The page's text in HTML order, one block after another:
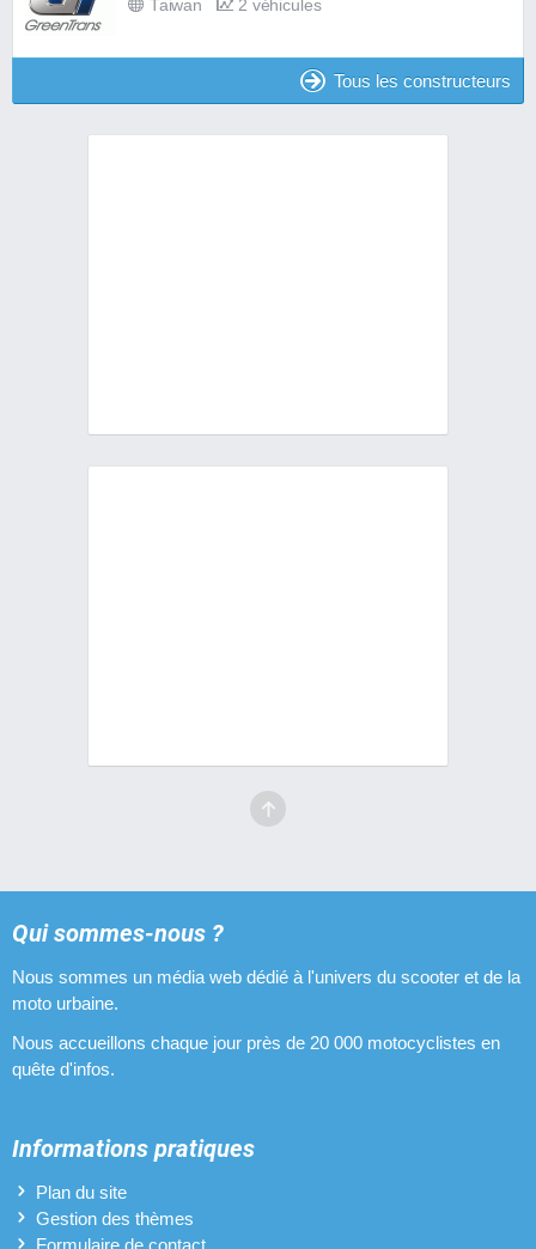
Taiwan 2 véhicules
Tous les constructeurs
Qui sommes-nous ?
Nous sommes un média web dédié à l'univers du scooter et de la
moto urbaine.
Nous accueillons chaque jour près de 20 000 motocyclistes en
quête d'infos.
Informations pratiques
Plan du site
Gestion des thèmes